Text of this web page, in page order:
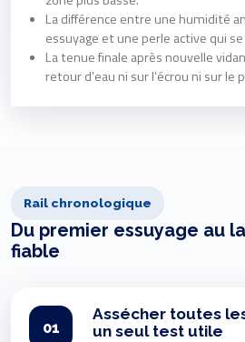
La différence entre une humidité
essuyage et une perle active qui
La tenue finale après nouvelle
retour d’eau ni sur l’écrou ni sur le
Rail chronologique
Du premier essuyage au
fiable
01
Assécher toutes
un seul test utile